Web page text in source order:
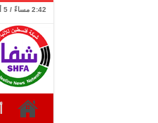
2:42 مساءً / 5 أغسطس، 2026